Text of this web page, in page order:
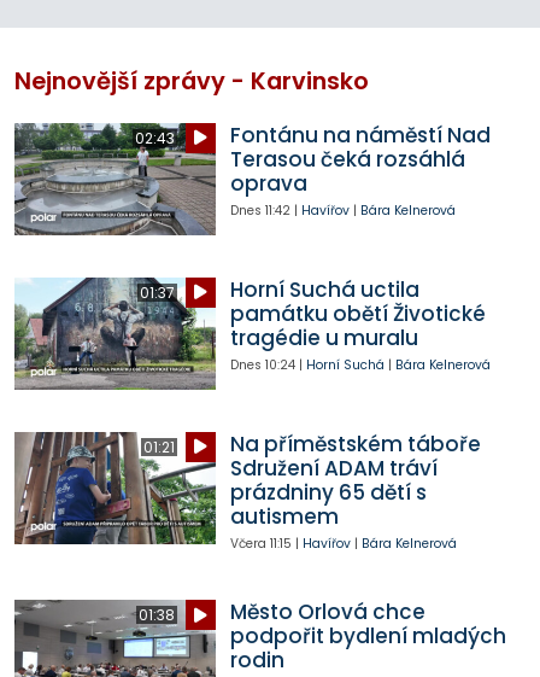
Nejnovější zprávy - Karvinsko
02:43
Fontánu na náměstí Nad
Terasou čeká rozsáhlá
oprava
Dnes 11:42| Havířov| Bára Kelnerová
01:37
Horní Suchá uctila
památku obětí Životické
tragédie u muralu
Dnes 10:24| Horní Suchá | Bára Kelnerová
01:21
Na příměstském táboře
Sdružení ADAM tráví
prázdniny 65 dětí s
autismem
Včera 11:15 | Havířov| Bára Kelnerová
01:38
Město Orlová chce
podpořit bydlení mladých
rodin